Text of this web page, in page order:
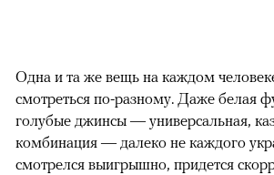
Одна и та же вещь на каждом
смотреться по-разному. Даже белая
голубые джинсы — универсальная,
комбинация — далеко не каждого
смотрелся выигрышно, придется